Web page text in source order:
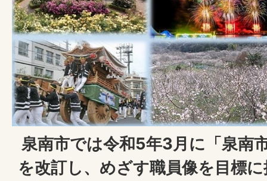
泉南市では令和5年3月に「泉南
を改訂し、めざす職員像を目標